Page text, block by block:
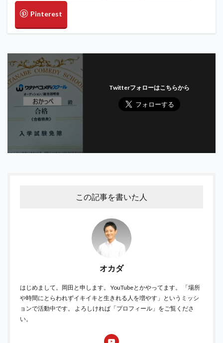
Twitterフォローはこちらから
この記事を書いた人
オカダ
はじめまして。岡田と申します。 YouTubeとかやってます。 「場所
や時間にとらわれずイキイキと生きれる人を増やす」というミッシ
ョンで活動中です。 よろしければ「プロフィール」をご覧くださ
い。